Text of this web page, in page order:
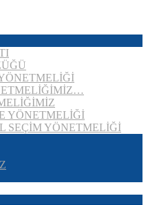
YÖNETMELİĞİ
SEÇİM YÖNETMELİĞİ